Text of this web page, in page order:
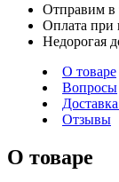
Отправим в
Оплата при
Недорогая
О товаре
Вопросы
Отзывы
О товаре